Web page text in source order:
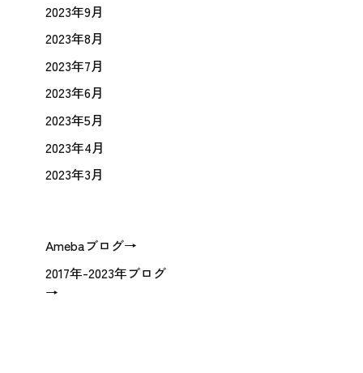
2023年9月
2023年8月
2023年7月
2023年6月
2023年5月
2023年4月
2023年3月
Amebaブログ→
2017年-2023年ブログ
→